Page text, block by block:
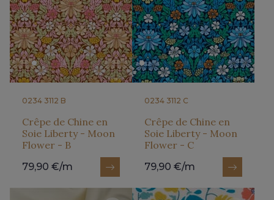
0234 3112 B
Crêpe de Chine en
Soie Liberty - Moon
Flower - B
79,90 €/m
0234 3112 C
Crêpe de Chine en
Soie Liberty - Moon
Flower - C
79,90 €/m